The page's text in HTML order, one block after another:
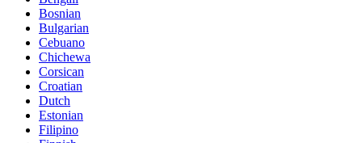
Bosnian
Bulgarian
Cebuano
Chichewa
Corsican
Croatian
Dutch
Estonian
Filipino